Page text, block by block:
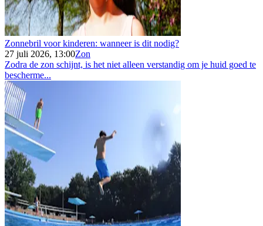
Zonnebril voor kinderen: wanneer is dit nodig?
27 juli 2026, 13:00Zon
Zodra de zon schijnt, is het niet alleen verstandig om je huid goed te
bescherme...